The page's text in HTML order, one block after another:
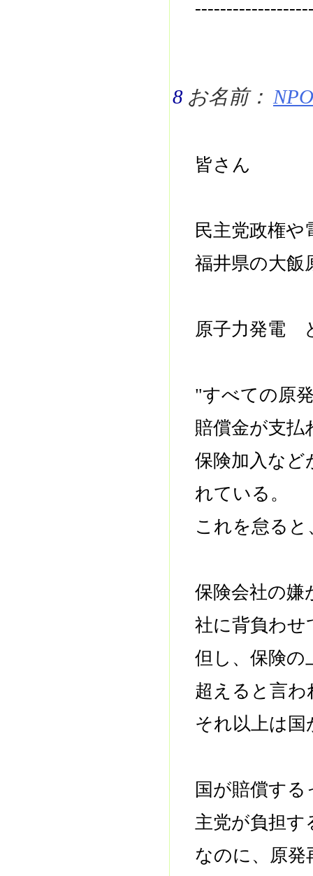
8 お名前：
皆さん
民主党政権
福井県の大飯
原子力発電
"すべての原
賠償金が支払
保険加入など
れている。
これを怠る
保険会社の
社に背負わせ
但し、保険
超えると言わ
それ以上は国
国が賠償す
主党が負担
なのに、原